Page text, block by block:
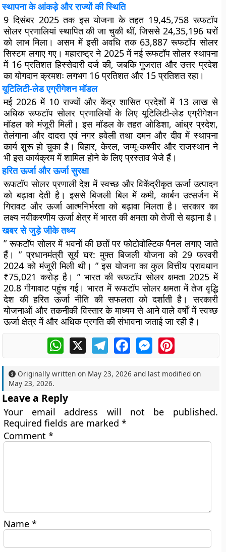
स्थापना के आंकड़े और राज्यों की स्थिति
9 दिसंबर 2025 तक इस योजना के तहत 19,45,758 रूफटॉप
सोलर प्रणालियां स्थापित की जा चुकी थीं, जिससे 24,35,196 घरों
को लाभ मिला। असम में इसी अवधि तक 63,887 रूफटॉप सोलर
सिस्टम लगाए गए। महाराष्ट्र ने 2025 में नई रूफटॉप सोलर स्थापना
में 16 प्रतिशत हिस्सेदारी दर्ज की, जबकि गुजरात और उत्तर प्रदेश
का योगदान क्रमशः लगभग 16 प्रतिशत और 15 प्रतिशत रहा।
यूटिलिटी-लेड एग्रीगेशन मॉडल
मई 2026 में 10 राज्यों और केंद्र शासित प्रदेशों में 13 लाख से
अधिक रूफटॉप सोलर प्रणालियों के लिए यूटिलिटी-लेड एग्रीगेशन
मॉडल को मंजूरी मिली। इस मॉडल के तहत ओडिशा, आंध्र प्रदेश,
तेलंगाना और दादरा एवं नगर हवेली तथा दमन और दीव में स्थापना
कार्य शुरू हो चुका है। बिहार, केरल, जम्मू-कश्मीर और राजस्थान ने
भी इस कार्यक्रम में शामिल होने के लिए प्रस्ताव भेजे हैं।
हरित ऊर्जा और ऊर्जा सुरक्षा
रूफटॉप सोलर प्रणाली देश में स्वच्छ और विकेंद्रीकृत ऊर्जा उत्पादन
को बढ़ावा देती है। इससे बिजली बिल में कमी, कार्बन उत्सर्जन में
गिरावट और ऊर्जा आत्मनिर्भरता को बढ़ावा मिलता है। सरकार का
लक्ष्य नवीकरणीय ऊर्जा क्षेत्र में भारत की क्षमता को तेजी से बढ़ाना है।
खबर से जुड़े जीके तथ्य
” रूफटॉप सोलर में भवनों की छतों पर फोटोवोल्टिक पैनल लगाए जाते
हैं। ” प्रधानमंत्री सूर्य घर: मुफ्त बिजली योजना को 29 फरवरी
2024 को मंजूरी मिली थी। ” इस योजना का कुल वित्तीय प्रावधान
₹75,021 करोड़ है। ” भारत की रूफटॉप सोलर क्षमता 2025 में
20.8 गीगावाट पहुंच गई। भारत में रूफटॉप सोलर क्षमता में तेज वृद्धि
देश की हरित ऊर्जा नीति की सफलता को दर्शाती है। सरकारी
योजनाओं और तकनीकी विस्तार के माध्यम से आने वाले वर्षों में स्वच्छ
ऊर्जा क्षेत्र में और अधिक प्रगति की संभावना जताई जा रही है।
WhatsApp
X TelegramFacebookMessengerPinterest
Originally written on May 23, 2026 and last modified on
May 23, 2026.
Leave a Reply
Your email address will not be published.
Required fields are marked*
Comment*
Name*